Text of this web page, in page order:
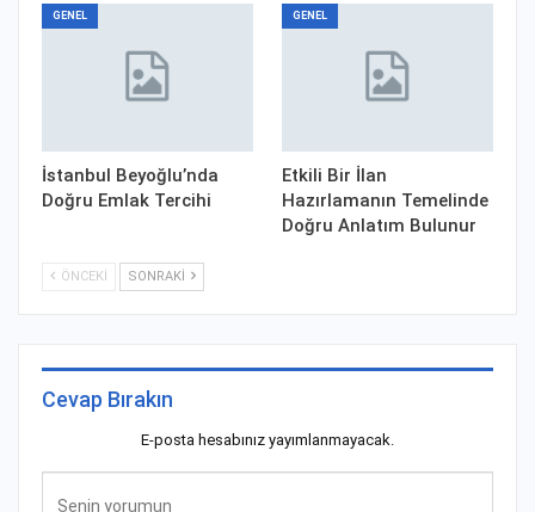
GENEL
İstanbul Beyoğlu’nda
Doğru Emlak Tercihi
GENEL
Etkili Bir İlan
Hazırlamanın Temelinde
Doğru Anlatım Bulunur
ÖNCEKI SONRAKI
Cevap Bırakın
E-posta hesabınız yayımlanmayacak.